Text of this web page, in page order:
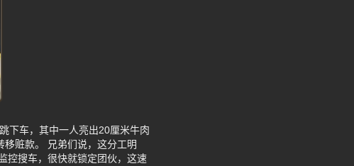
下车，其中一人亮出20厘米牛肉
移赃款。 兄弟们说，这分工明
控搜车，很快就锁定团伙，这速